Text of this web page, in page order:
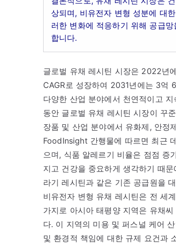
상되며, 비유전자 변형 성분에 대
러한 변화에 적응하기 위해 공급
합니다.
글로벌 유채 레시틴 시장은 2022년
CAGR로 성장하여 2031년에는 3억
다양한 산업 분야에서 천연적이고
동안 글로벌 유채 레시틴 시장이 꾸
장품 및 산업 분야에서 유화제, 안정
FoodInsight 간행물에 따르면 최근
으며, 식품 알레르기 비율은 점점 증
지고 건강을 중요하게 생각하기 때
라기 레시틴과 같은 기존 공급원을
비유전자 변형 유채 레시틴은 전 세
가지로 아시아 태평양 지역은 유채
다. 이 지역의 미용 및 퍼스널 케어
및 환경적 책임에 대한 규제 요건과